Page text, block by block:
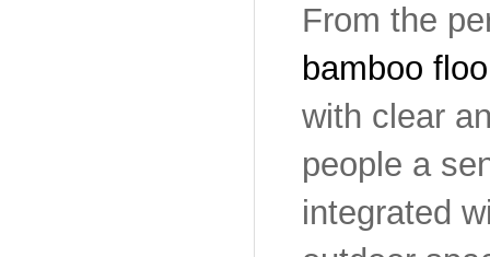
From the
bamboo
with clear
people a
integrated